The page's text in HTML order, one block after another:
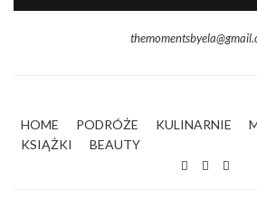
HOME PODRÓŻE KULINARNIE
KSIĄŻKI
BEAUTY